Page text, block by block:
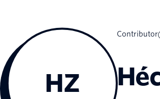
HZ
Contributor